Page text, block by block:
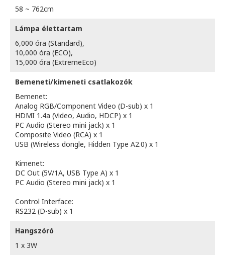
58 ~ 762cm
Lámpa élettartam
6,000 óra (Standard),
10,000 óra (ECO),
15,000 óra (ExtremeEco)
Bemeneti/kimeneti csatlakozók
Bemenet:
Analog RGB/Component Video (D-sub) x 1
HDMI 1.4a (Video, Audio, HDCP) x 1
PC Audio (Stereo mini jack) x 1
Composite Video (RCA) x 1
USB (Wireless dongle, Hidden Type A2.0) x 1
Kimenet:
DC Out (5V/1A, USB Type A) x 1
PC Audio (Stereo mini jack) x 1
Control Interface:
RS232 (D-sub) x 1
Hangszóró
1 x 3W